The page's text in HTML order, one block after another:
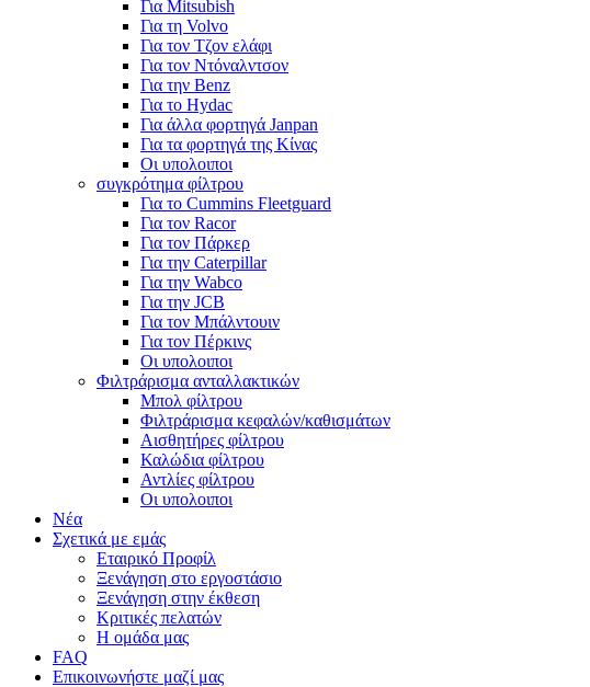
Για Mitsubish
Για τη Volvo
Για τον Τζον ελάφι
Για τον Ντόναλντσον
Για την Benz
Για το Hydac
Για άλλα φορτηγά Janpan
Για τα φορτηγά της Κίνας
Οι υπολοιποι
συγκρότημα φίλτρου
Για το Cummins Fleetguard
Για τον Racor
Για τον Πάρκερ
Για την Caterpillar
Για την Wabco
Για την JCB
Για τον Μπάλντουιν
Για τον Πέρκινς
Οι υπολοιποι
Φιλτράρισμα ανταλλακτικών
Μπολ φίλτρου
Φιλτράρισμα κεφαλών/καθισμάτων
Αισθητήρες φίλτρου
Καλώδια φίλτρου
Αντλίες φίλτρου
Οι υπολοιποι
Νέα
Σχετικά με εμάς
Εταιρικό Προφίλ
Ξενάγηση στο εργοστάσιο
Ξενάγηση στην έκθεση
Κριτικές πελατών
Η ομάδα μας
FAQ
Επικοινωνήστε μαζί μας